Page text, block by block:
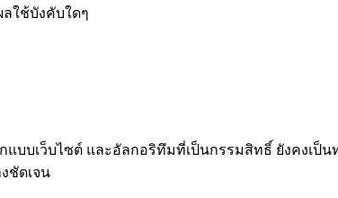
ใช้บังคับใดๆ
บบเว็บไซต์ และอัลกอริทึมที่เป็นกรรมสิทธิ์ ยังคงเ
ชัดเจน